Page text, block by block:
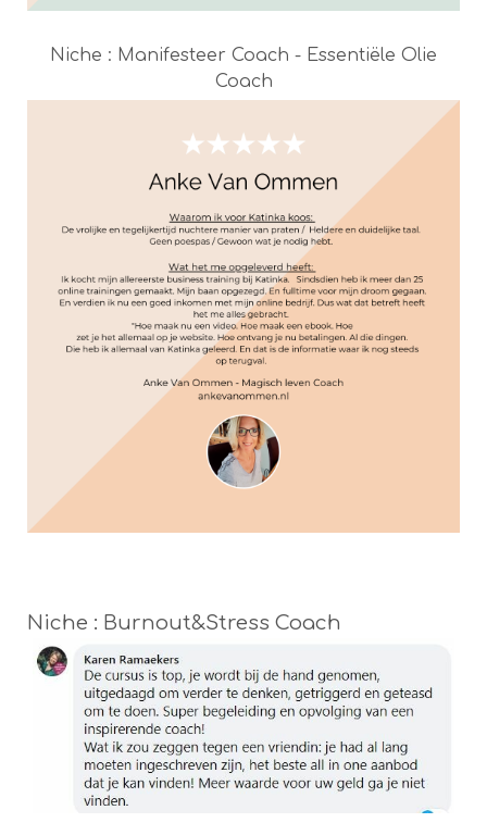
Niche : Manifesteer Coach - Essentiële Olie
Coach
Niche : Burnout&Stress Coach